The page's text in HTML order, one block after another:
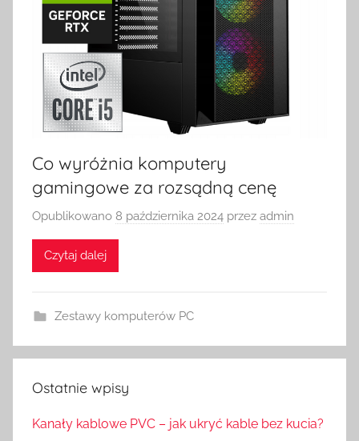
Co wyróżnia komputery
gamingowe za rozsądną cenę
Opublikowano 8 października 2024 przez admin
Czytaj dalej
Zestawy komputerów PC
Ostatnie wpisy
Kanały kablowe PVC – jak ukryć kable bez kucia?